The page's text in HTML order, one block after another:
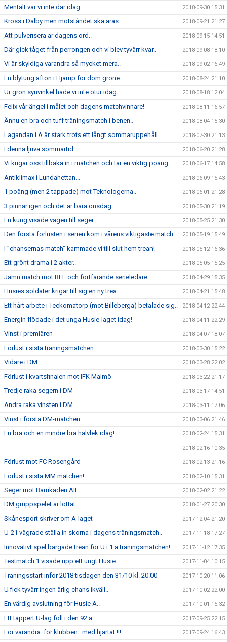
Mentalt var vi inte där idag.. 2018-09-30 15:31
Kross i Dalby men motståndet ska äras.. 2018-09-21 21:27
Att pulverisera är dagens ord.. 2018-09-15 14:51
Där gick tåget från perrongen och vi blev tyvärr kvar.. 2018-09-08 18:10
Vi är skyldiga varandra så mycket mera.. 2018-09-02 16:49
En blytung afton i Hjärup för dom gröne.. 2018-08-24 21:10
Ur grön synvinkel hade vi inte otur idag.. 2018-08-18 12:04
Felix vår ängel i målet och dagens matchvinnare! 2018-08-11 16:57
Ännu en bra och tuff träningsmatch i benen.. 2018-08-04 15:30
Lagandan i A är stark trots ett långt sommaruppehåll... 2018-07-30 21:13
I denna ljuva sommartid... 2018-06-20 21:28
Vi krigar oss tillbaka in i matchen och tar en viktig poäng.. 2018-06-17 14:58
Antiklimax i Lundahettan... 2018-06-09 15:43
1 poäng (men 2 tappade) mot Teknologerna.. 2018-06-01 21:28
3 pinnar igen och det är bara onsdag... 2018-05-30 21:19
En kung visade vägen till seger... 2018-05-25 21:30
Den första förlusten i serien kom i vårens viktigaste match.. 2018-05-19 15:49
I ”chansernas match” kammade vi till slut hem trean! 2018-05-12 16:36
Ett grönt drama i 2 akter.. 2018-05-05 15:25
Jämn match mot RFF och fortfarande serieledare.. 2018-04-29 15:35
Husies soldater krigar till sig en ny trea... 2018-04-21 15:48
Ett hårt arbete i Teckomatorp (mot Billeberga) betalade sig.. 2018-04-12 22:44
Energin flödade i det unga Husie-laget idag! 2018-04-11 22:29
Vinst i premiären 2018-04-07 18:07
Förlust i sista träningsmatchen 2018-03-30 15:22
Vidare i DM 2018-03-28 22:02
Förlust i kvartsfinalen mot IFK Malmö 2018-03-22 21:17
Tredje raka segern i DM 2018-03-17 14:51
Andra raka vinsten i DM 2018-03-11 17:06
Vinst i första DM-matchen 2018-03-06 21:46
En bra och en mindre bra halvlek idag! 2018-02-24 15:31
2018-02-16 10:35
Förlust mot FC Rosengård 2018-02-13 21:16
Förlust i sista MM matchen! 2018-02-10 15:31
Seger mot Barrikaden AIF 2018-02-02 21:22
DM gruppspelet är lottat 2018-01-27 20:30
Skånesport skriver om A-laget 2017-12-04 21:20
U-21 vägrade ställa in skorna i dagens träningsmatch.. 2017-11-18 17:27
Innovativt spel bärgade trean för U i 1:a träningsmatchen! 2017-11-12 17:35
Testmatch 1 visade upp ett ungt Husie.. 2017-11-04 10:15
Träningsstart inför 2018 tisdagen den 31/10 kl. 20.00 2017-10-20 11:06
U fick tyvärr ingen ärlig chans ikväll.. 2017-10-02 22:00
En värdig avslutning för Husie A.. 2017-10-01 15:32
Ett tappert U-lag föll i den 92:a.. 2017-09-25 22:15
För varandra..för klubben...med hjärtat !!! 2017-09-24 16:43